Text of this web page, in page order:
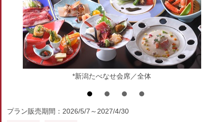
*新潟たべなせ会席／全体
プラン販売期間：2026/5/7～2027/4/30